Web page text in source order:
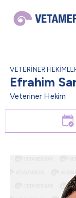
VETERİNER
Efrahim
Veteriner Hekim